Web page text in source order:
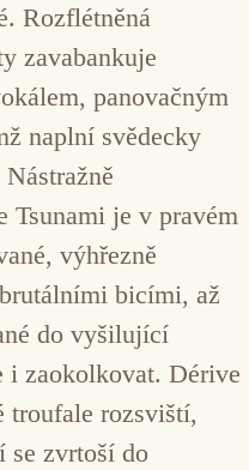
Rozflétněná
zavabankuje
panovačným
naplní svědecky
Tsunami je v pravém
výhřezně
bicími, až
do vyšilující
i zaokolkovat. Dérive
troufale rozsviští,
se zvrtoší do